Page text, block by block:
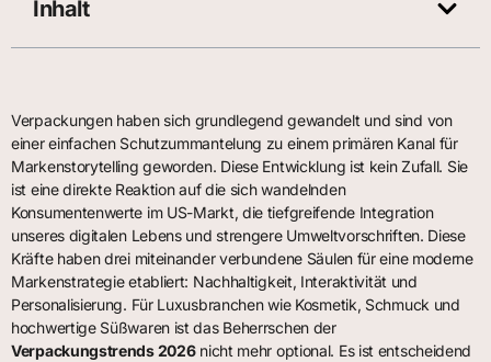
Inhalt
Verpackungen haben sich grundlegend gewandelt und sind von
einer einfachen Schutzummantelung zu einem primären Kanal für
Markenstorytelling geworden. Diese Entwicklung ist kein Zufall. Sie
ist eine direkte Reaktion auf die sich wandelnden
Konsumentenwerte im US-Markt, die tiefgreifende Integration
unseres digitalen Lebens und strengere Umweltvorschriften. Diese
Kräfte haben drei miteinander verbundene Säulen für eine moderne
Markenstrategie etabliert: Nachhaltigkeit, Interaktivität und
Personalisierung. Für Luxusbranchen wie Kosmetik, Schmuck und
hochwertige Süßwaren ist das Beherrschen der
Verpackungstrends 2026nicht mehr optional. Es ist entscheidend